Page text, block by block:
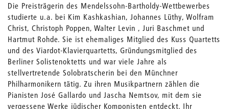
Die Preisträgerin des Mendelssohn-Bartholdy-Wettbewerbes
studierte u.a. bei Kim Kashkashian, Johannes Lüthy, Wolfram
Christ, Christoph Poppen, Walter Levin , Juri Baschmet und
Hartmut Rohde. Sie ist ehemaliges Mitglied des Kuss Quartetts
und des Viardot-Klavierquartetts, Gründungsmitglied des
Berliner Solistenoktetts und war viele Jahre als
stellvertretende Solobratscherin bei den Münchner
Philharmonikern tätig. Zu ihren Musikpartnern zählen die
Pianisten José Gallardo und Jascha Nemtsov, mit dem sie
vergessene Werke jüdischer Komponisten entdeckt. Ihr